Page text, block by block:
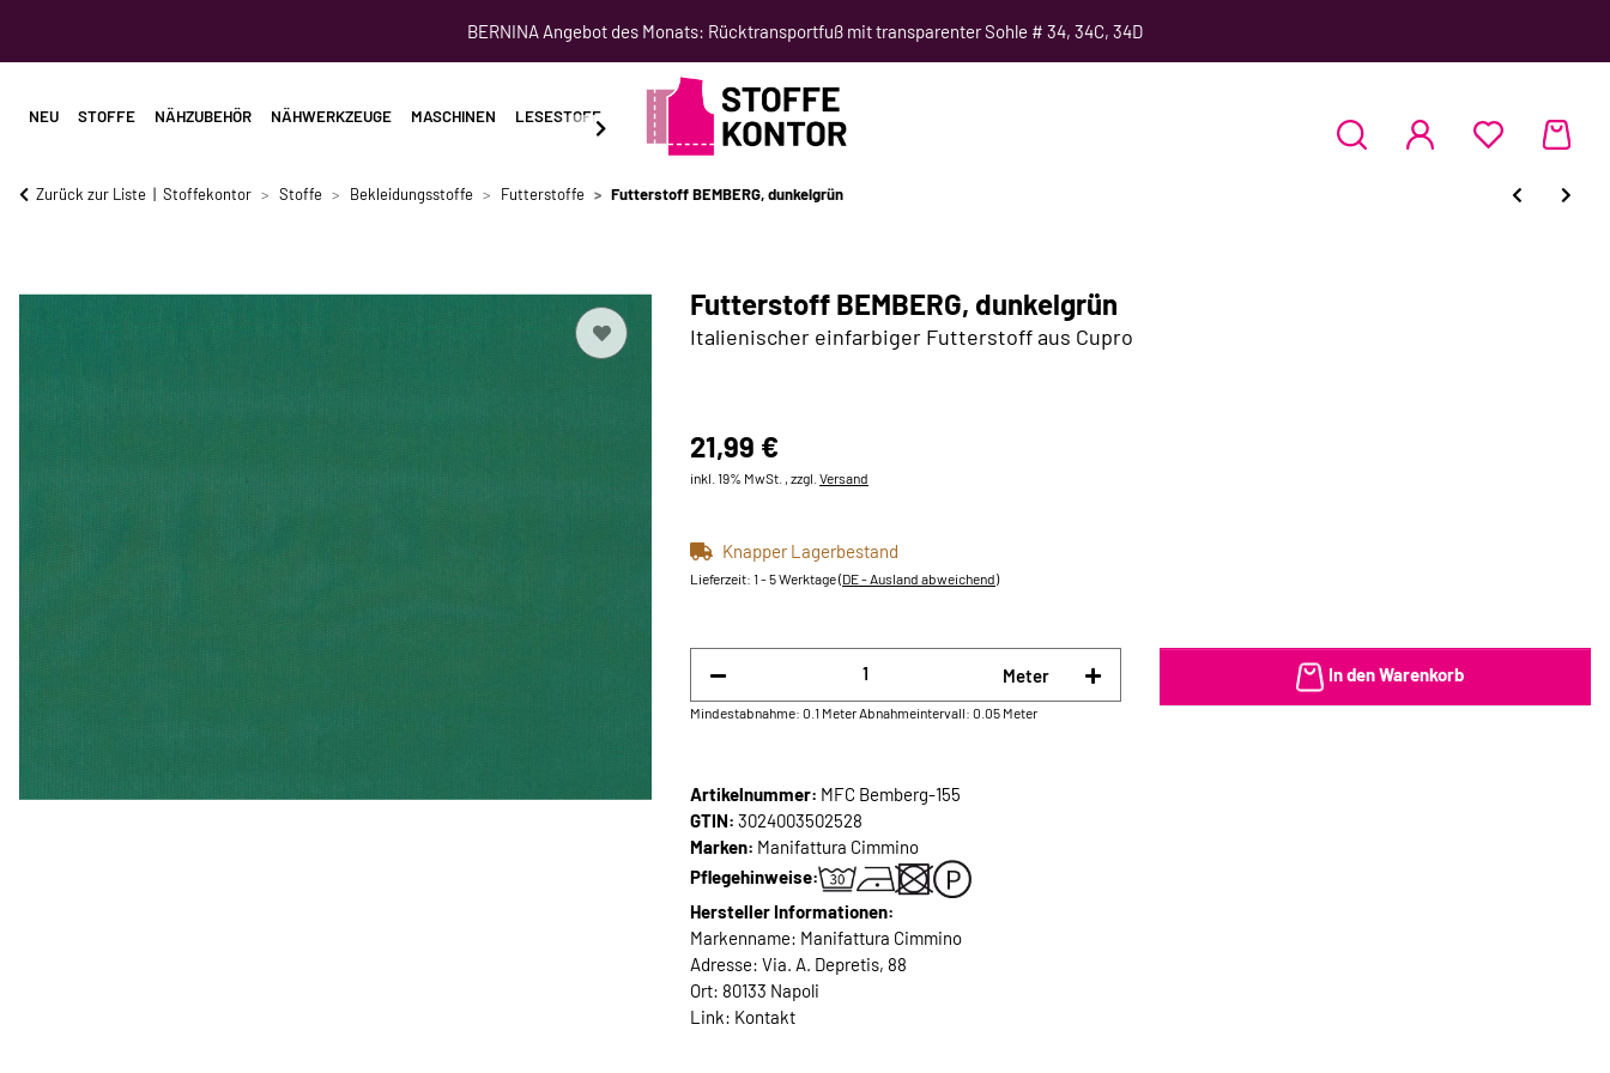
BERNINA Angebot des Monats: Rücktransportfuß mit transparenter Sohle # 34, 34C, 34D
NEU STOFFE NÄHZUBEHÖR NÄHWERKZEUGE MASCHINEN LESESTOFF SCHNITTMUSTER NÄHKURSE
Zurück zur Liste Stoffekontor Stoffe Bekleidungsstoffe Futterstoffe Futterstoff BEMBERG, dunkelgrün
Futterstoff BEMBERG, dunkelgrün
Italienischer einfarbiger Futterstoff aus Cupro
21,99 €
inkl. 19% MwSt. , zzgl. Versand
Knapper Lagerbestand
Lieferzeit: 1 - 5 Werktage(DE - Ausland abweichend)
Meter
Mindestabnahme: 0.1 MeterAbnahmeintervall: 0.05 Meter
In den Warenkorb
Artikelnummer: MFC Bemberg-155
GTIN: 3024003502528
Marken: Manifattura Cimmino
Pflegehinweise:
Hersteller Informationen:
Markenname: Manifattura Cimmino
Adresse: Via. A. Depretis, 88
Ort: 80133 Napoli
Link: Kontakt